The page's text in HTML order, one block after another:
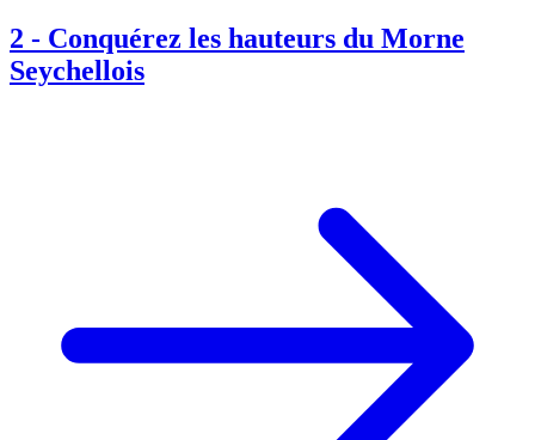
2 - Conquérez les hauteurs du Morne
Seychellois